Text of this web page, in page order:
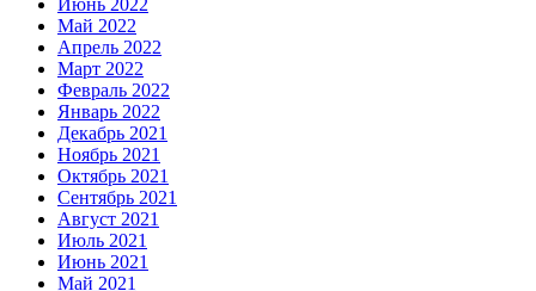
Май 2022
Апрель 2022
Март 2022
Февраль 2022
Январь 2022
Декабрь 2021
Ноябрь 2021
Октябрь 2021
Сентябрь 2021
Август 2021
Июль 2021
Июнь 2021
Май 2021